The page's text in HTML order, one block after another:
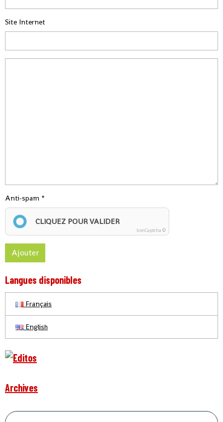
Site Internet
Anti-spam
CLIQUEZ POUR VALIDER
IconCaptcha ©
Ajouter
Langues disponibles
Français
English
Archives